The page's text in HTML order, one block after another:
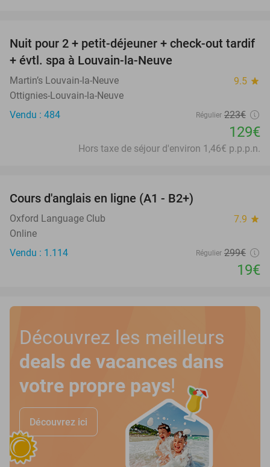
42%
Nuit pour 2 + petit-déjeuner + check-out tardif
+ évtl. spa à Louvain-la-Neuve
Martin’s Louvain-la-Neuve 9.5 star
Ottignies-Louvain-la-Neuve
Vendu : 484
Régulier 223€
129€
Hors taxe de séjour d'environ 1,46€ p.p.p.n.
Cours d'anglais en ligne (A1 - B2+)
Oxford Language Club 7.9 star
Online
Vendu : 1.114
Régulier 299€
19€
Découvrez les meilleurs
deals de vacances dans
votre propre pays!
Découvrez ici